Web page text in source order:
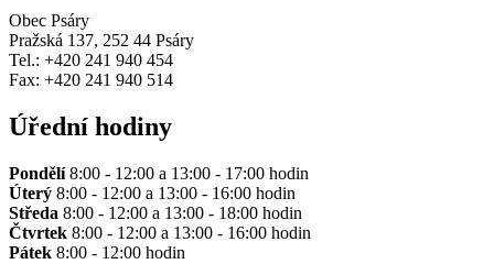
Obec Psáry
Pražská 137, 252 44 Psáry
Tel.: +420 241 940 454
Fax: +420 241 940 514
Úřední hodiny
Pondělí8:00 - 12:00 a 13:00 - 17:00 hodin
Úterý 8:00 - 12:00 a 13:00 - 16:00 hodin
Středa 8:00 - 12:00 a 13:00 - 18:00 hodin
Čtvrtek 8:00 - 12:00 a 13:00 - 16:00 hodin
Pátek 8:00 - 12:00 hodin